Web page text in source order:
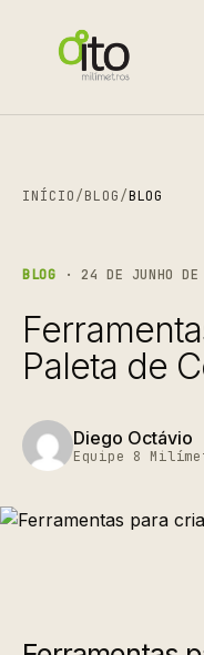
INÍCIO/BLOG/BLOG
BLOG · 24 DE JUNHO
Paleta de
Diego Octávio
Equipe 8